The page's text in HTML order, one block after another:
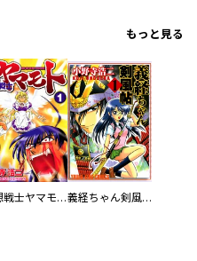
もっと見る
妄想戦士ヤマモト 義経ちゃん剣風帖